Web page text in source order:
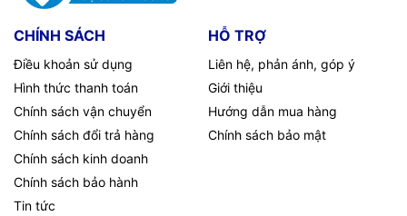
- Công nghệAI Sound Pro
nhận biết và nâng cấp âm thanh bằng
trí tuệ nhân tạo, tối ưu chất âm theo từng thể loại nội dung cho bạn
nghe rõ chủ thể trong phim, chương trình tin tức đang nói gì, cảm
nhận giai điệu du dương của bản nhạc trữ tình yêu thích.
- Công nghệ AI Acoustic Tuning
không gian của căn phòng bạn đang có mặt, giúp bạn được trải
CHÍNH SÁCH
Điều khoản sử dụng
Hình thức thanh toán
Chính sách vận chuyển
Chính sách đổi trả hàng
Chính sách kinh doanh
Chính sách bảo hành
Tin tức
HỖ TRỢ
Liên hệ, phản ánh, góp ý
Giới thiệu
Hướng dẫn mua hàng
Chính sách bảo mật